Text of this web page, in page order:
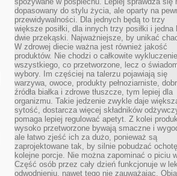
dopasowany do stylu życia, ale oparty na
przewidywalności. Dla jednych będą to trzy
większe posiłki, dla innych trzy posiłki i jedna
dwie przekąski. Najważniejsze, by unikać
W zdrowej diecie ważna jest również jakość
produktów. Nie chodzi o całkowite wykluczenie
wszystkiego, co przetworzone, lecz o
wybory. Im częściej na talerzu pojawiają się
warzywa, owoce, produkty pełnoziarniste,
źródła białka i zdrowe tłuszcze, tym lepiej dla
organizmu. Takie jedzenie zwykle daje
sytość, dostarcza więcej składników
pomaga lepiej regulować apetyt. Z kolei
wysoko przetworzone bywają smaczne i
ale łatwo zjeść ich za dużo, ponieważ są
zaprojektowane tak, by silnie pobudzać
kolejne porcje. Nie można zapominać o piciu
Część osób przez cały dzień funkcjonuje w
odwodnieniu, nawet tego nie zauważając.